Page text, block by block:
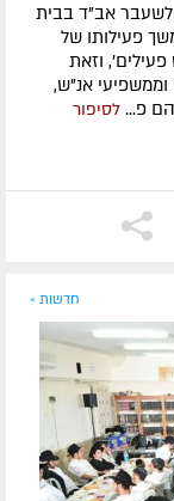
אב"ד בבית
פעילותו של
וזאת
אנ"ש,
פ... לסיפור
חדשות »